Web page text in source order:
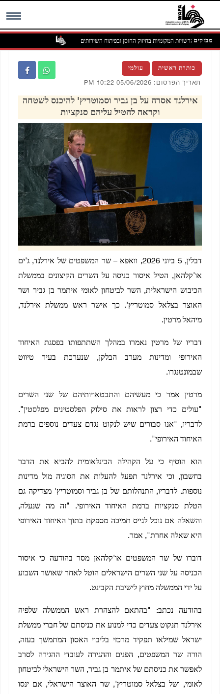
מבזקיםהרשויות המקומיות בחיזוק החוסן ובפיתוח השירותים
כותרת ראשית עולמי
תאריך הפרסום: 05/06/2026 10:22 PM
אירלנד אסרה על בן גביר וסמוטריץ' להיכנס לשטחה
וקראה להטיל עליהם סנקציות
דבלין, 5 ביוני 2026, וואפא – שר המשפטים של אירלנד, ג'ים
או'קלהאן, הטיל איסור כניסה על השרים הקיצונים בממשלת
הכיבוש הישראלית, השר לביטחון לאומי איתמר בן גביר ושר
האוצר בצלאל סמוטריץ'. כך אישר ראש ממשלת אירלנד,
מיהאל מרטין.
דבריו של מרטין נאמרו במהלך השתתפותו בפסגת האיחוד
האירופי ומדינות מערב הבלקן, שנערכת בעיר טיווט
שבמונטנגרו.
מרטין אמר כי מעשיהם והתבטאויותיהם של שני השרים
"עולים כדי רצון לראות את סילוק הפלסטינים מפלסטין".
לדבריו, "אנו סבורים שיש לנקוט נגדם צעדים נוספים ברמת
האיחוד האירופי".
הוא הוסיף כי על הקהילה הבינלאומית להביא את הדבר
בחשבון, וכי אירלנד תפעל להעלות את הסוגיה מול מדינות
נוספות. לדבריו, התנהלותם של בן גביר וסמוטריץ' מצדיקה גם
הטלת סנקציות ברמת האיחוד האירופי. "זה מה שנעלה,
והשאלה אם נוכל לגייס תמיכה מספקת בתוך האיחוד האירופי
היא שאלה אחרת", אמר.
דוברו של שר המשפטים או'קלהאן מסר בהודעה כי איסור
הכניסה על שני השרים הישראלים הוטל לאחר שאושר השבוע
על ידי הממשלה מחוץ לישיבת הקבינט.
בהודעה נכתב: "בהתאם להצהרת ראש הממשלה שלפיה
אירלנד תנקוט צעדים כדי למנוע את כניסתם של חברי ממשלת
ישראל שמילאו תפקיד מרכזי בליבוי האסון המתמשך בעזה,
הורה שר המשפטים, הפנים וההגירה לעובדי ההגירה לסרב
לאפשר את כניסתם של איתמר בן גביר, השר הישראלי לביטחון
לאומי, ושל בצלאל סמוטריץ', שר האוצר הישראלי, אם ינסו